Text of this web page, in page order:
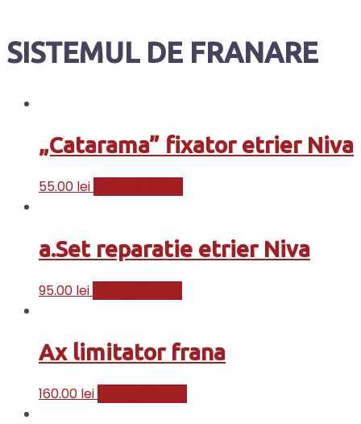
SISTEMUL DE FRANARE
„Catarama” fixator etrier Niva
55.00 lei
a.Set reparatie etrier Niva
95.00 lei
Ax limitator frana
160.00 lei